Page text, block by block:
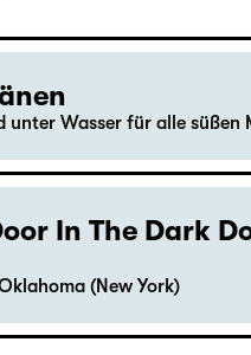
unter Wasser für alle
In The Dark
(New York)